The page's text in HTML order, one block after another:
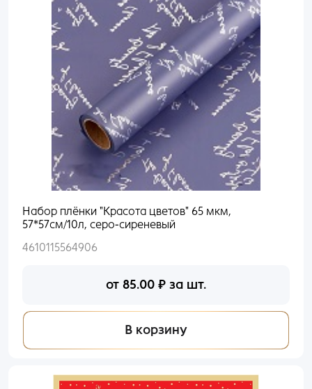
Набор плёнки "Красота цветов" 65 мкм,
57*57см/10л, серо-сиреневый
4610115564906
от 85.00 ₽ за шт.
В корзину